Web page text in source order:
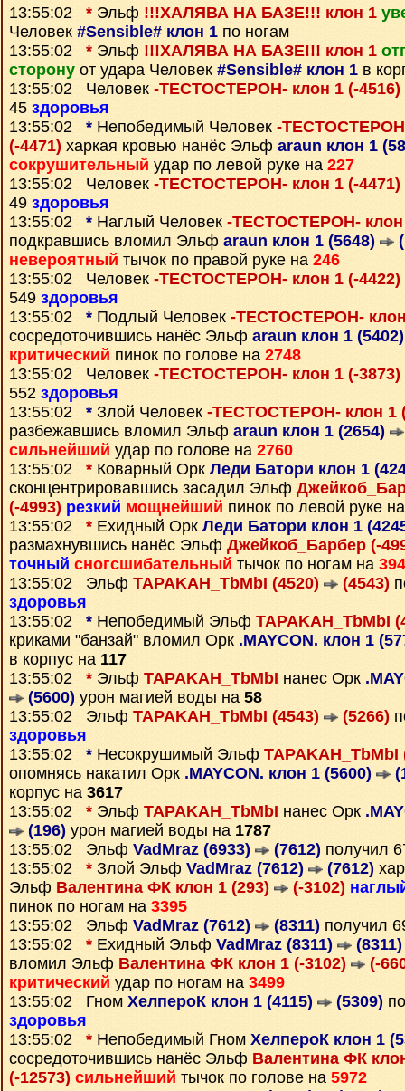
13:55:02 * Эльф !!!ХАЛЯВА НА БАЗЕ!!! клон 1
Человек #Sensible# клон 1 по ногам
13:55:02 * Эльф !!!ХАЛЯВА НА БАЗЕ!!! клон 1
сторону от удара Человек #Sensible# клон 1 в
13:55:02 Человек -ТЕСТОСТЕРОН- клон 1 (-4516)
45 здоровья
13:55:02 * Непобедимый Человек -
(-4471) харкая кровью нанёс Эльф araun клон 1
сокрушительный удар по левой руке на 227
13:55:02 Человек -ТЕСТОСТЕРОН- клон 1 (-4471)
49 здоровья
13:55:02 * Наглый Человек -ТЕСТОСТЕРОН- клон
подкравшись вломил Эльф araun клон 1 (5648)
невероятный тычок по правой руке на 246
13:55:02 Человек -ТЕСТОСТЕРОН- клон 1 (-4422)
549 здоровья
13:55:02 * Подлый Человек -ТЕСТОСТЕРОН-
сосредоточившись нанёс Эльф araun клон 1
критический пинок по голове на 2748
13:55:02 Человек -ТЕСТОСТЕРОН- клон 1 (-3873)
552 здоровья
13:55:02 * Злой Человек -ТЕСТОСТЕРОН- клон 1
разбежавшись вломил Эльф araun клон 1 (2654)
сильнейший удар по голове на 2760
13:55:02 * Коварный Орк Леди Батори клон 1
сконцентрировавшись засадил Эльф
(-4993) резкий мощнейший пинок по левой руке
13:55:02 * Ехидный Орк Леди Батори клон 1
размахнувшись нанёс Эльф Джейкоб_Барбер (-
точный сногсшибательный тычок по ногам на
13:55:02 Эльф TAPAKAH_TbMbI (4520) (4543)
здоровья
13:55:02 * Непобедимый Эльф TAPAKAH_TbMbI
криками "банзай" вломил Орк .MAYCON. клон 1
в корпус на 117
13:55:02 * Эльф TAPAKAH_TbMbI нанес Орк
(5600) урон магией воды на 58
13:55:02 Эльф TAPAKAH_TbMbI (4543) (5266)
здоровья
13:55:02 * Несокрушимый Эльф TAPAKAH_TbMbI
опомнясь накатил Орк .MAYCON. клон 1 (5600)
корпус на 3617
13:55:02 * Эльф TAPAKAH_TbMbI нанес Орк
(196) урон магией воды на 1787
13:55:02 Эльф VadMraz (6933) (7612) получил
13:55:02 * Злой Эльф VadMraz (7612) (7612)
Эльф Валентина ФК клон 1 (293) (-3102)
пинок по ногам на 3395
13:55:02 Эльф VadMraz (7612) (8311) получил
13:55:02 * Ехидный Эльф VadMraz (8311) (8311)
вломил Эльф Валентина ФК клон 1 (-3102)
(-
критический удар по ногам на 3499
13:55:02 Гном ХелпероК клон 1 (4115) (5309)
здоровья
13:55:02 * Непобедимый Гном ХелпероК клон 1
сосредоточившись нанёс Эльф Валентина ФК
(-12573) сильнейший тычок по голове на 5972